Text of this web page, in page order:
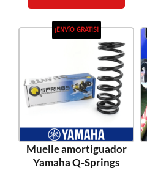
¡ENVÍO GRATIS!
Muelle amortiguador
Yamaha Q-Springs